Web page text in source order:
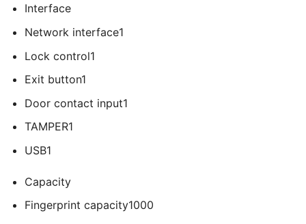
Interface
Network interface1
Lock control1
Exit button1
Door contact input1
TAMPER1
USB1
Capacity
Fingerprint capacity1000